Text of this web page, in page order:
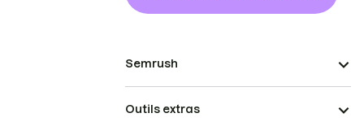
Semrush
Outils extras